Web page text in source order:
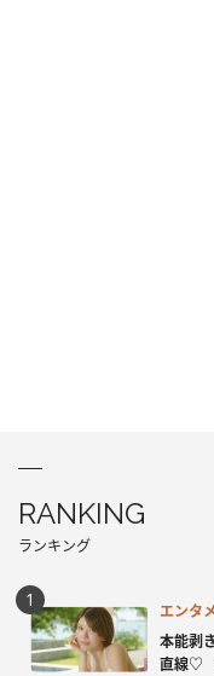
RANKING
ランキング
エンタ
本能剥
直線♡